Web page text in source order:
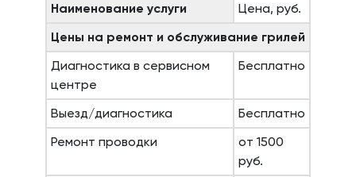
Наименование услуги
Цена, руб.
Цены на ремонт и обслуживание грилей
Диагностика в сервисном
центре
Бесплатно
Выезд/диагностика
Бесплатно
Ремонт проводки
от 1500
руб.